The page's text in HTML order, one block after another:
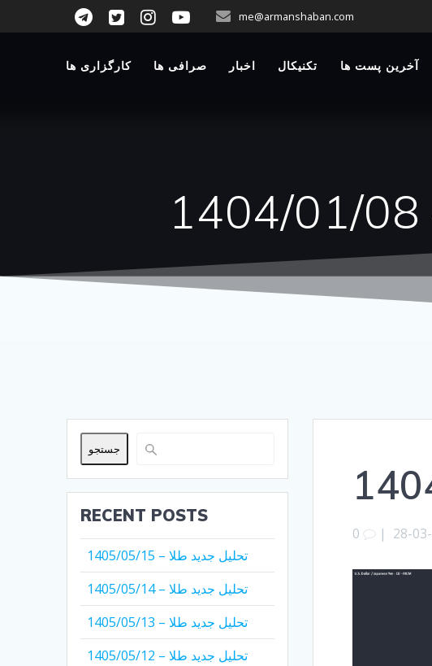
me@armanshaban.com
آخرین پست ها تکنیکال اخبار صرافی ها کارگزاری ها
|
0
جستجو
RECENT POSTS
تحلیل جدید طلا – 1405/05/15
تحلیل جدید طلا – 1405/05/14
تحلیل جدید طلا – 1405/05/13
تحلیل جدید طلا – 1405/05/12